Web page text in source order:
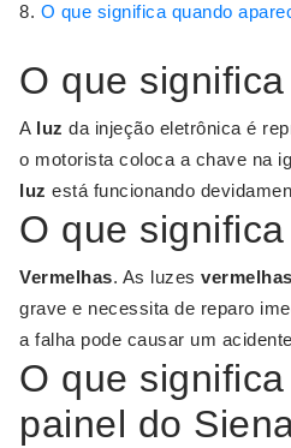
O que significa quando
O que
A luz da injeção eletrônica é
o motorista coloca a chave na
luz está funcionando
O que
Vermelhas. As luzes vermelhas
grave e necessita de reparo
a falha pode causar um
O que
painel do